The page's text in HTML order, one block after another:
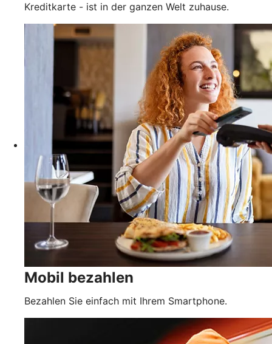
Kreditkarte - ist in der ganzen Welt zuhause.
Mobil bezahlen
Bezahlen Sie einfach mit Ihrem Smartphone.